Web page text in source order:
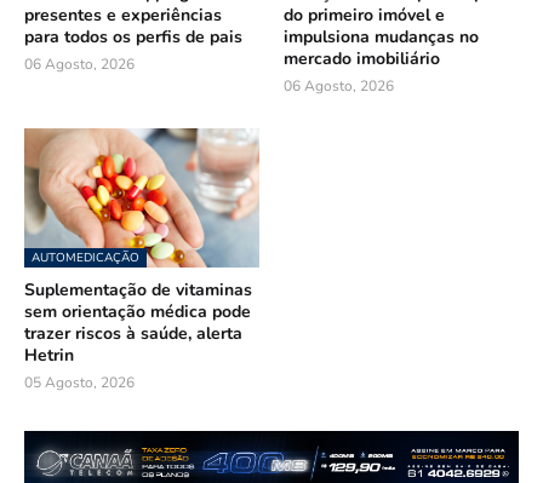
presentes e experiências
para todos os perfis de pais
06 Agosto, 2026
do primeiro imóvel e
impulsiona mudanças no
mercado imobiliário
06 Agosto, 2026
AUTOMEDICAÇÃO
Suplementação de vitaminas
sem orientação médica pode
trazer riscos à saúde, alerta
Hetrin
05 Agosto, 2026